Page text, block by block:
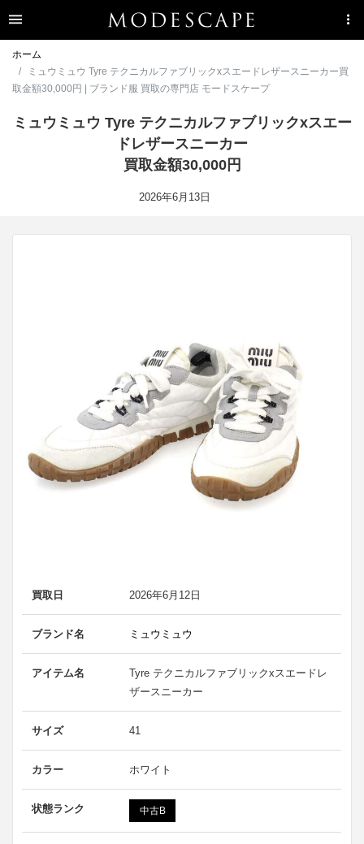
ホーム
ミュウミュウ Tyre テクニカルファブリックxスエードレザースニーカー買
取金額30,000円 | ブランド服 買取の専門店 モードスケープ
ミュウミュウ Tyre テクニカルファブリックxスエー
ドレザースニーカー
買取金額30,000円
2026年6月13日
買取日 2026年6月12日
ブランド名 ミュウミュウ
アイテム名
Tyre テクニカルファブリックxスエードレ
ザースニーカー
サイズ 41
カラー ホワイト
状態ランク 中古B